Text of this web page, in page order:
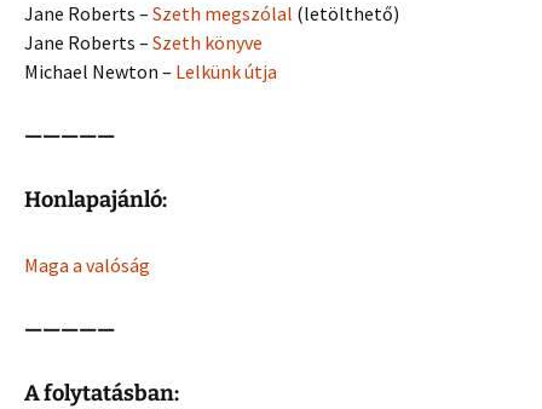
Jane Roberts – Szeth megszólal (letölthető)
Jane Roberts – Szeth könyve
Michael Newton – Lelkünk útja
—————
Honlapajánló:
Maga a valóság
—————
A folytatásban: